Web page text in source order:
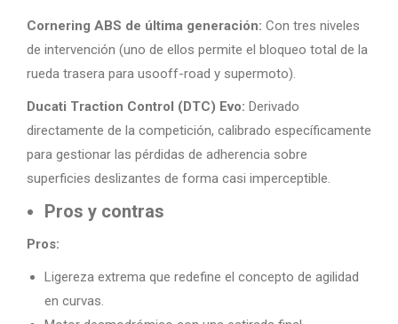
Cornering ABS de última generación: Con tres niveles
de intervención (uno de ellos permite el bloqueo total de la
rueda trasera para usooff-road y supermoto).
Ducati Traction Control (DTC) Evo: Derivado
directamente de la competición, calibrado específicamente
para gestionar las pérdidas de adherencia sobre
superficies deslizantes de forma casi imperceptible.
Pros y contras
Pros:
Ligereza extrema que redefine el concepto de agilidad
en curvas.